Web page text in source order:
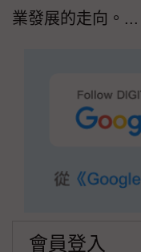
業發展的走向。...
會員登入